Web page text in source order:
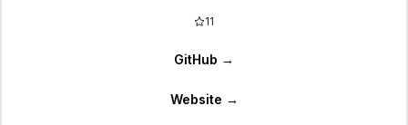
11
GitHub →
Website →